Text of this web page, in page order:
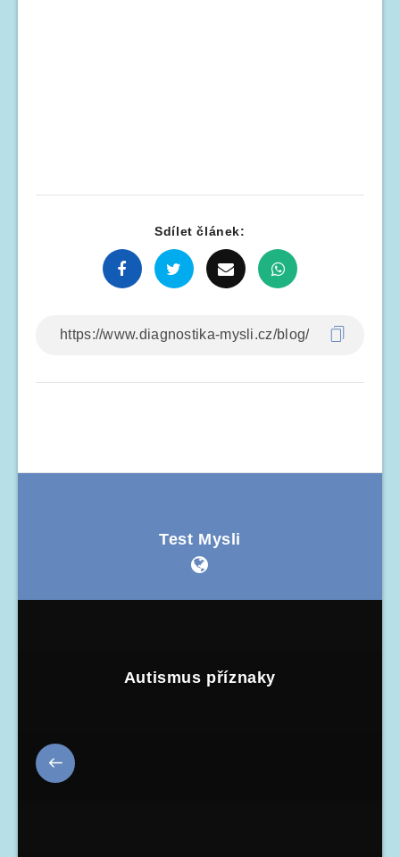
Sdílet článek:
Test Mysli
Autismus příznaky